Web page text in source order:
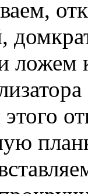
ложем